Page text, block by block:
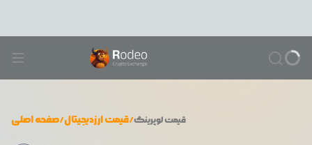
صفحه اصلی/قیمت ارزدیجیتال/ قیمتلوپرینگ